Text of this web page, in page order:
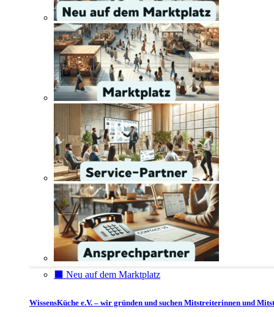
⬛️ Neu auf dem Marktplatz
WissensKüche e.V. – wir gründen und suchen Mitstreiterinnen und